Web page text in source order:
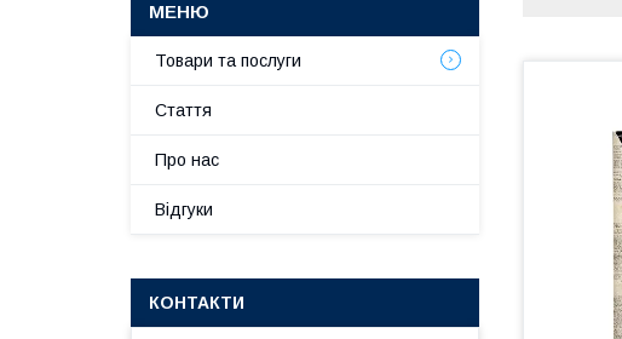
Товари та послуги
Стаття
Про нас
Відгуки
КОНТАКТИ